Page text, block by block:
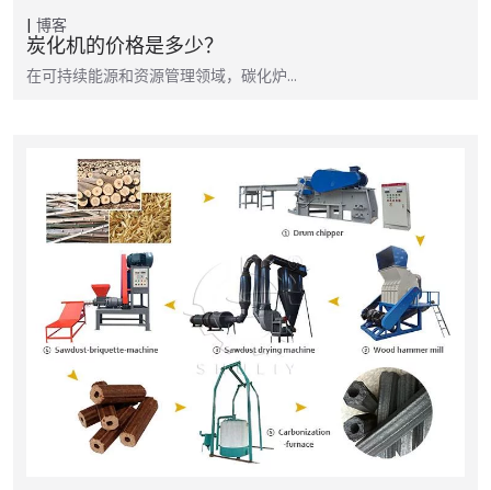
博客
炭化机的价格是多少？
在可持续能源和资源管理领域，碳化炉…